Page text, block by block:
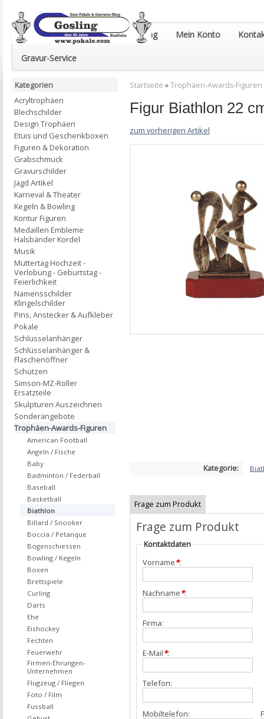
Euro-Pokale & Gravur-Shop Gosling Mein Konto
Gravur-Service
Startseite »Trophäen-Awards-Figuren
Figur Biathlon 22
zum vorherigen Artikel
Kategorie:
Frage zum Produkt
Frage zum Produkt
Kontaktdaten
Vorname*:
Nachname*:
Firma:
E-Mail*:
Telefon:
Mobiltelefon:
Kategorien
Acryltrophäen
Blechschilder
Design Trophäen
Etuis und Geschenkboxen
Figuren & Dekoration
Grabschmuck
Gravurschilder
Jagd Artikel
Karneval & Theater
Kegeln & Bowling
Kontur Figuren
Medaillen Embleme
Halsbänder Kordel
Musik
Muttertag Hochzeit -
Verlobung - Geburtstag -
Feierlichkeit
Namensschilder
Klingelschilder
Pins, Anstecker & Aufkleber
Pokale
Schlüsselanhänger
Schlüsselanhänger &
Flaschenöffner
Schützen
Simson-MZ-Roller
Ersatzteile
Skulpturen Auszeichnen
Sonderangebote
Trophäen-Awards-Figuren
American Football
Angeln / Fische
Baby
Badminton / Federball
Baseball
Basketball
Biathlon
Billard / Snooker
Boccia / Petanque
Bogenschiessen
Bowling / Kegeln
Boxen
Brettspiele
Curling
Darts
Ehe
Eishockey
Fechten
Feuerwehr
Firmen-Ehrungen-
Unternehmen
Flugzeug / Fliegen
Foto / Film
Fussball